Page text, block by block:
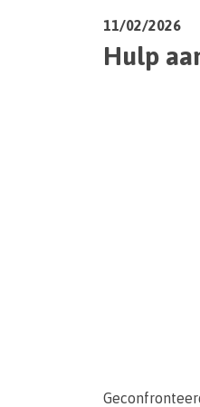
11/02/2026
Hulp